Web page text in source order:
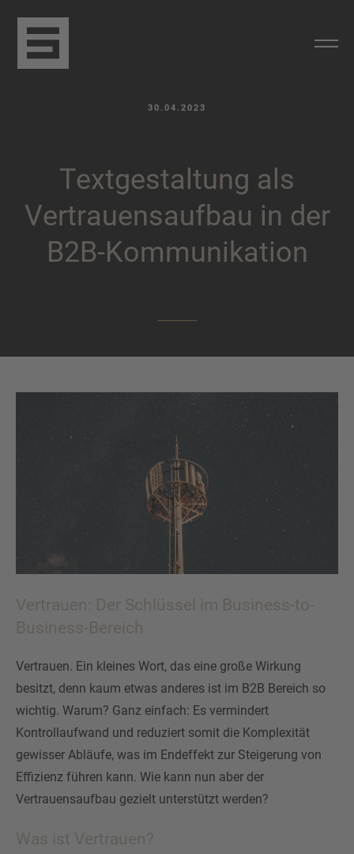
30.04.2023
Textgestaltung als
Vertrauensaufbau in der
B2B-Kommunikation
Vertrauen: Der Schlüssel im Business-to-
Business-Bereich
Vertrauen. Ein kleines Wort, das eine große Wirkung
besitzt, denn kaum etwas anderes ist im B2B Bereich so
wichtig. Warum? Ganz einfach: Es vermindert
Kontrollaufwand und reduziert somit die Komplexität
gewisser Abläufe, was im Endeffekt zur Steigerung von
Effizienz führen kann. Wie kann nun aber der
Vertrauensaufbau gezielt unterstützt werden?
Was ist Vertrauen?